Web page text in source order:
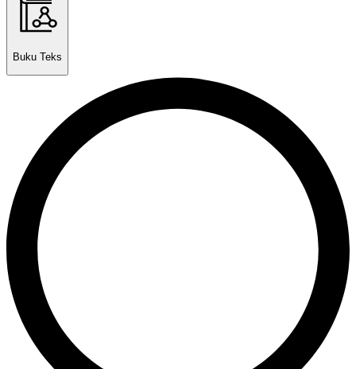
Buku Teks